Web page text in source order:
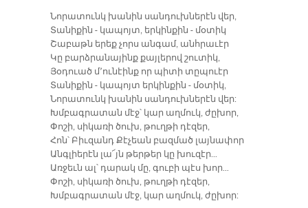
Նորատունկ խանին սանդուխներէն վեր,
Տանիքին - կապոյտ, երկինքին - մօտիկ
Շաբաթն երեք չորս անգամ, անհրաւէր
Կը բարձրանայինք քայլերով շուտիկ,
Յօդուած մ՚ունէինք որ պիտի տըպուէր
Տանիքին - կապոյտ երկինքին - մօտիկ,
Նորատունկ խանին սանդուխներէն վեր:
Խմբագրատան մէջ՝ կար աղմուկ, ժըխոր,
Փոշի, սիկառի ծուխ, թուղթի դէզեր,
Հոն՝ Բիւզանդ Քէչեան բազմած լայնափոր
Անգլիերէն լա՜յն թերթեր կը խուզէր…
Առջեւն ալ՝ դարակ մը, գուբի պէս խոր…
Փոշի, սիկառի ծուխ, թուղթի դէզեր,
Խմբագրատան մէջ, կար աղմուկ, ժըխոր: